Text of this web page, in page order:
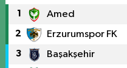
1 Amed
2 Erzurumspor FK
3 Başakşehir